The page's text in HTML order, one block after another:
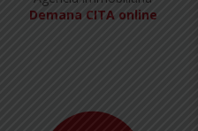
Demana CITA online